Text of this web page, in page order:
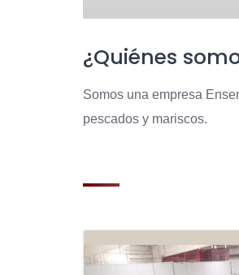
¿Quiénes
Somos una empresa
pescados y mariscos.